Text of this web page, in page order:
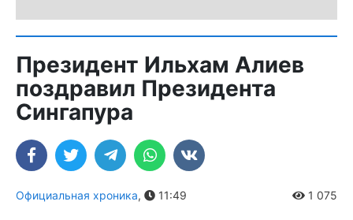
Президент Ильхам Алиев
поздравил Президента
Сингапура
Официальная хроника, 11:49 1 075